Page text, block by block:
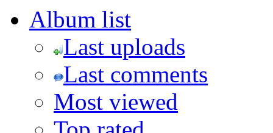
Album list
Last uploads
Last comments
Most viewed